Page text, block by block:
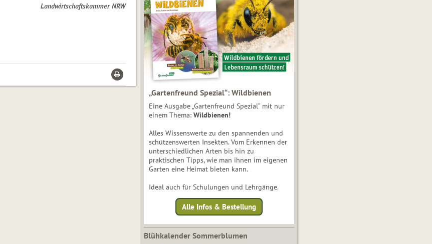
Landwirtschaftskammer NRW
„Gartenfreund Spezial“: Wildbienen
Eine Ausgabe „Gartenfreund Spezial“ mit nur
einem Thema: Wildbienen!
Alles Wissenswerte zu den spannenden und
schützenswerten Insekten. Vom Erkennen der
unterschiedlichen Arten bis hin zu
praktischen Tipps, wie man ihnen im eigenen
Garten eine Heimat bieten kann.
Ideal auch für Schulungen und Lehrgänge.
Alle Infos & Bestellung
Blühkalender Sommerblumen